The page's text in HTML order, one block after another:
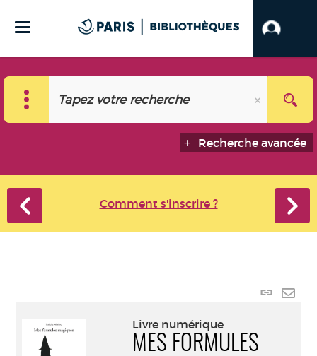
Recherche avancée
Comment s'inscrire ?
Lien
Livre numérique
MES FORMULES